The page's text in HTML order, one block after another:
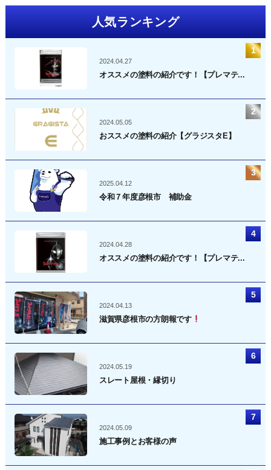
人気ランキング
2024.04.27
オススメの塗料の紹介です！【プレマテ...
2024.05.05
おススメの塗料の紹介【グラジスタE】
2025.04.12
令和７年度彦根市 補助金
2024.04.28
オススメの塗料の紹介です！【プレマテ...
2024.04.13
滋賀県彦根市の方朗報です
2024.05.19
スレート屋根・縁切り
2024.05.09
施工事例とお客様の声